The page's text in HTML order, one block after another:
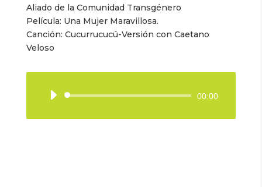
Aliado de la Comunidad Transgénero
Película: Una Mujer Maravillosa.
Canción: Cucurrucucú-Versión con Caetano
Veloso
Reproductor
audio
00:00